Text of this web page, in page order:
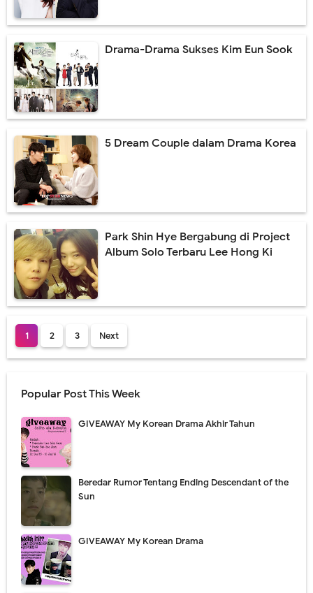
Drama-Drama Sukses Kim Eun Sook
5 Dream Couple dalam Drama Korea
Park Shin Hye Bergabung di Project
Album Solo Terbaru Lee Hong Ki
1 2 3 Next
Popular Post This Week
GIVEAWAY My Korean Drama Akhir Tahun
Beredar Rumor Tentang Ending Descendant of the
Sun
GIVEAWAY My Korean Drama